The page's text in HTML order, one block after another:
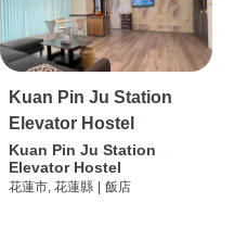
Kuan Pin Ju Station
Elevator Hostel
Kuan Pin Ju Station
Elevator Hostel
花蓮市, 花蓮縣 飯店